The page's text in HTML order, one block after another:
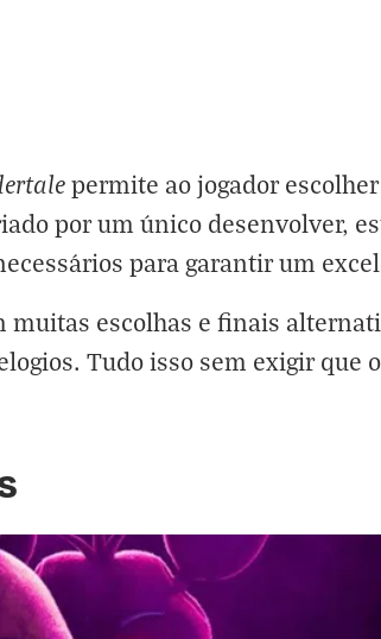
permite ao jogador
por um único desenvolver,
para garantir um
escolhas e finais
Tudo isso sem exigir que